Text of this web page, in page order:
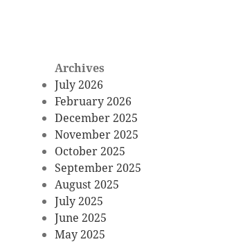
Archives
July 2026
February 2026
December 2025
November 2025
October 2025
September 2025
August 2025
July 2025
June 2025
May 2025